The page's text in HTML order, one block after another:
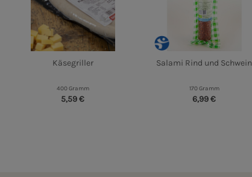
Käsegriller
400 Gramm
5,59 €
Salami Rind und Schwein
170 Gramm
6,99 €